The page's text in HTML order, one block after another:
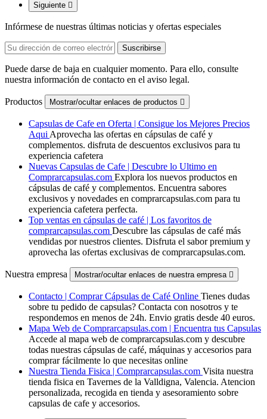
Siguiente 
Infórmese de nuestras últimas noticias y ofertas especiales
Puede darse de baja en cualquier momento. Para ello, consulte
nuestra información de contacto en el aviso legal.
Productos Mostrar/ocultar enlaces de productos 
Capsulas de Cafe en Oferta | Consigue los Mejores Precios
Aqui Aprovecha las ofertas en cápsulas de café y
complementos. disfruta de descuentos exclusivos para tu
experiencia cafetera
Nuevas Capsulas de Cafe | Descubre lo Ultimo en
Comprarcapsulas.com Explora los nuevos productos en
cápsulas de café y complementos. Encuentra sabores
exclusivos y novedades en comprarcapsulas.com para tu
experiencia cafetera perfecta.
Top ventas en cápsulas de café | Los favoritos de
comprarcapsulas.com Descubre las cápsulas de café más
vendidas por nuestros clientes. Disfruta el sabor premium y
aprovecha las ofertas exclusivas de comprarcapsulas.com.
Nuestra empresa Mostrar/ocultar enlaces de nuestra empresa 
Contacto | Comprar Cápsulas de Café Online Tienes dudas
sobre tu pedido de capsulas? Contacta con nosotros y te
respondemos en menos de 24h. Envio gratis desde 40 euros.
Mapa Web de Comprarcapsulas.com | Encuentra tus Capsulas
Accede al mapa web de comprarcapsulas.com y descubre
todas nuestras cápsulas de café, máquinas y accesorios para
comprar fácilmente lo que necesitas online
Nuestra Tienda Fisica | Comprarcapsulas.com Visita nuestra
tienda fisica en Tavernes de la Valldigna, Valencia. Atencion
personalizada, recogida en tienda y asesoramiento sobre
capsulas de cafe y accesorios.